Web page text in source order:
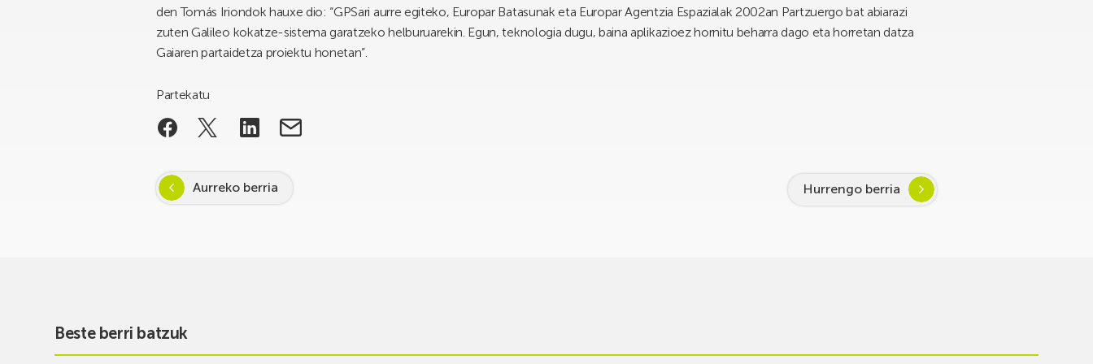
den Tomás Iriondok hauxe dio: “GPSari aurre egiteko, Europar Batasunak eta Europar Agentzia Espazialak 2002an Partzuergo bat abiarazi
zuten Galileo kokatze-sistema garatzeko helburuarekin. Egun, teknologia dugu, baina aplikazioez hornitu beharra dago eta horretan datza
Gaiaren partaidetza proiektu honetan”.
Partekatu
Aurreko berria Hurrengo berria
Beste berri batzuk